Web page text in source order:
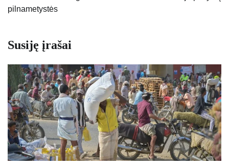
pilnametystės
Susiję įrašai